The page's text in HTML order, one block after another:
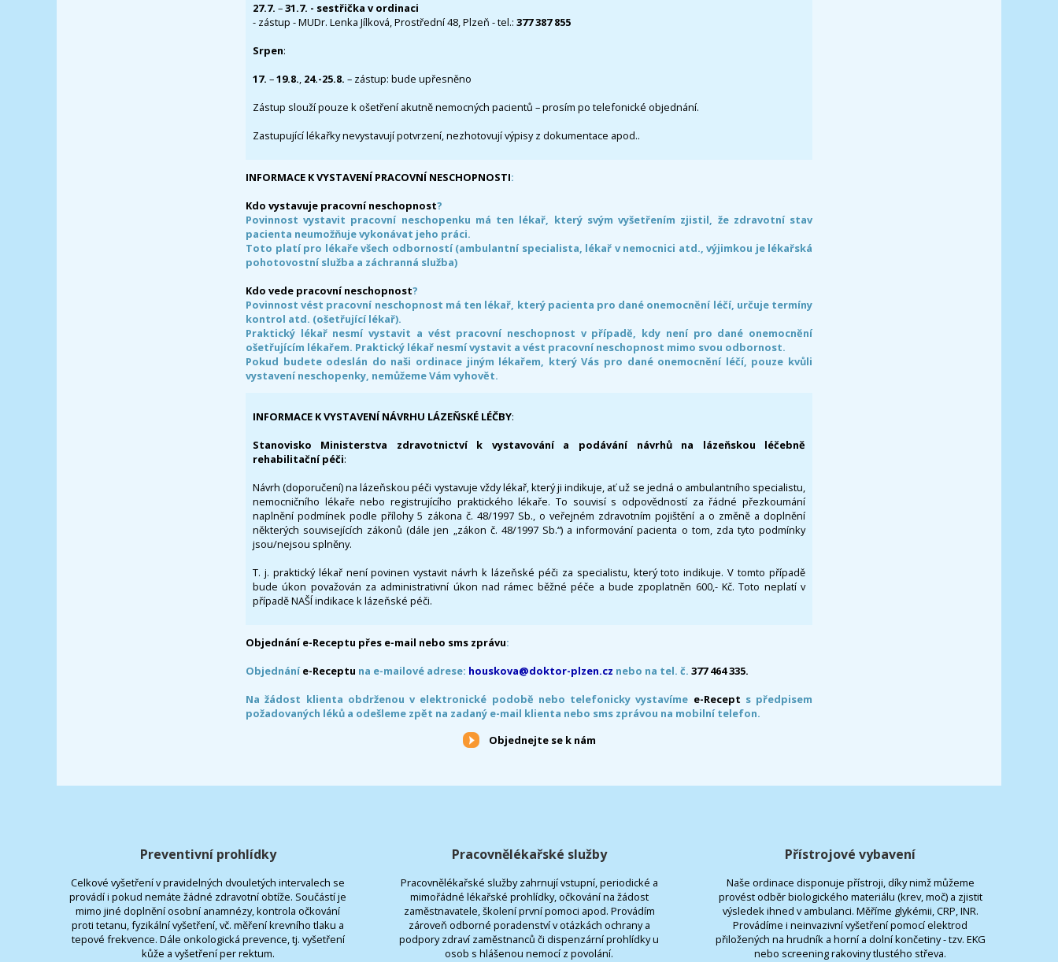
27.7. –31.7. - sestřička v ordinaci
- zástup - MUDr. Lenka Jílková, Prostřední 48, Plzeň - tel.: 377 387 855
Srpen:
17. –19.8., 24.-25.8. – zástup: bude upřesněno
Zástup slouží pouze k ošetření akutně nemocných pacientů – prosím po telefonické objednání.
Zastupující lékařky nevystavují potvrzení, nezhotovují výpisy z dokumentace apod..
INFORMACE K VYSTAVENÍ PRACOVNÍ NESCHOPNOSTI:
Kdo vystavuje pracovní neschopnost?
Povinnost vystavit pracovní neschopenku má ten lékař, který svým vyšetřením zjistil, že zdravotní stav
pacienta neumožňuje vykonávat jeho práci.
Toto platí pro lékaře všech odborností (ambulantní specialista, lékař v nemocnici atd., výjimkou je lékařská
pohotovostní služba a záchranná služba)
Kdo vede pracovní neschopnost?
Povinnost vést pracovní neschopnost má ten lékař, který pacienta pro dané onemocnění léčí, určuje termíny
kontrol atd. (ošetřující lékař).
Praktický lékař nesmí vystavit a vést pracovní neschopnost v případě, kdy není pro dané onemocnění
ošetřujícím lékařem. Praktický lékař nesmí vystavit a vést pracovní neschopnost mimo svou odbornost.
Pokud budete odeslán do naši ordinace jiným lékařem, který Vás pro dané onemocnění léčí, pouze kvůli
vystavení neschopenky, nemůžeme Vám vyhovět.
INFORMACE K VYSTAVENÍ NÁVRHU LÁZEŇSKÉ LÉČBY:
Stanovisko Ministerstva zdravotnictví k vystavování a podávání návrhů na lázeňskou léčebně
rehabilitační péči:
Návrh (doporučení) na lázeňskou péči vystavuje vždy lékař, který ji indikuje, ať už se jedná o ambulantního specialistu,
nemocničního lékaře nebo registrujícího praktického lékaře. To souvisí s odpovědností za řádné přezkoumání
naplnění podmínek podle přílohy 5 zákona č. 48/1997 Sb., o veřejném zdravotním pojištění a o změně a doplnění
některých souvisejících zákonů (dále jen „zákon č. 48/1997 Sb.“) a informování pacienta o tom, zda tyto podmínky
jsou/nejsou splněny.
T. j. praktický lékař není povinen vystavit návrh k lázeňské péči za specialistu, který toto indikuje. V tomto případě
bude úkon považován za administrativní úkon nad rámec běžné péče a bude zpoplatněn 600,- Kč. Toto neplatí v
případě NAŠÍ indikace k lázeňské péči.
Objednání e-Receptu přes e-mail nebo sms zprávu:
Objednáníe-Receptu na e-mailové adrese: houskova@doktor-plzen.cz nebo na tel. č. 377 464 335.
Na žádost klienta obdrženou v elektronické podobě nebo telefonicky vystavíme e-Recept s předpisem
požadovaných léků a odešleme zpět na zadaný e-mail klienta nebo sms zprávou na mobilní telefon.
Objednejte se k nám
Preventivní prohlídky
Celkové vyšetření v pravidelných dvouletých intervalech se
provádí i pokud nemáte žádné zdravotní obtíže. Součástí je
mimo jiné doplnění osobní anamnézy, kontrola očkování
proti tetanu, fyzikální vyšetření, vč. měření krevního tlaku a
tepové frekvence. Dále onkologická prevence, tj. vyšetření
kůže a vyšetření per rektum.
Pracovnělékařské služby
Pracovnělékařské služby zahrnují vstupní, periodické a
mimořádné lékařské prohlídky, očkování na žádost
zaměstnavatele, školení první pomoci apod. Provádím
zároveň odborné poradenství v otázkách ochrany a
podpory zdraví zaměstnanců či dispenzární prohlídky u
osob s hlášenou nemocí z povolání.
Přístrojové vybavení
Naše ordinace disponuje přístroji, díky nimž můžeme
provést odběr biologického materiálu (krev, moč) a zjistit
výsledek ihned v ambulanci. Měříme glykémii, CRP, INR.
Provádíme i neinvazivní vyšetření pomocí elektrod
přiložených na hrudník a horní a dolní končetiny - tzv. EKG
nebo screening rakoviny tlustého střeva.